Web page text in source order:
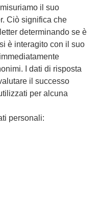
il suo
Ciò significa che
determinando se è
è interagito con il suo
I dati di risposta
il successo
per alcuna
personali: